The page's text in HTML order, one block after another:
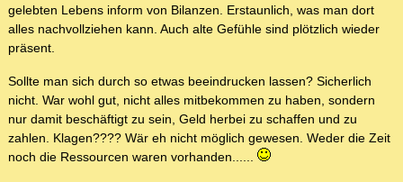
gelebten Lebens inform von Bilanzen. Erstaunlich, was man dort
alles nachvollziehen kann. Auch alte Gefühle sind plötzlich wieder
präsent.
Sollte man sich durch so etwas beeindrucken lassen? Sicherlich
nicht. War wohl gut, nicht alles mitbekommen zu haben, sondern
nur damit beschäftigt zu sein, Geld herbei zu schaffen und zu
zahlen. Klagen???? Wär eh nicht möglich gewesen. Weder die Zeit
noch die Ressourcen waren vorhanden......